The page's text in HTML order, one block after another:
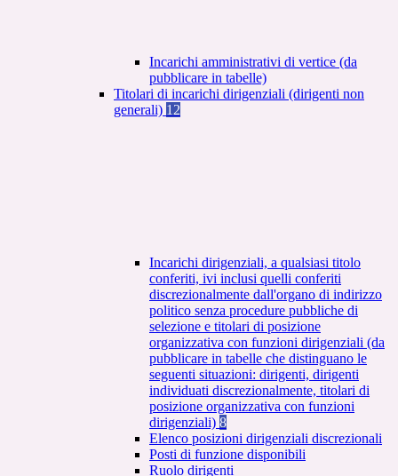
Incarichi amministrativi di vertice (da
pubblicare in tabelle)
Titolari di incarichi dirigenziali (dirigenti non
generali) 12
Incarichi dirigenziali, a qualsiasi titolo
conferiti, ivi inclusi quelli conferiti
discrezionalmente dall'organo di indirizzo
politico senza procedure pubbliche di
selezione e titolari di posizione
organizzativa con funzioni dirigenziali (da
pubblicare in tabelle che distinguano le
seguenti situazioni: dirigenti, dirigenti
individuati discrezionalmente, titolari di
posizione organizzativa con funzioni
dirigenziali) 8
Elenco posizioni dirigenziali discrezionali
Posti di funzione disponibili
Ruolo dirigenti